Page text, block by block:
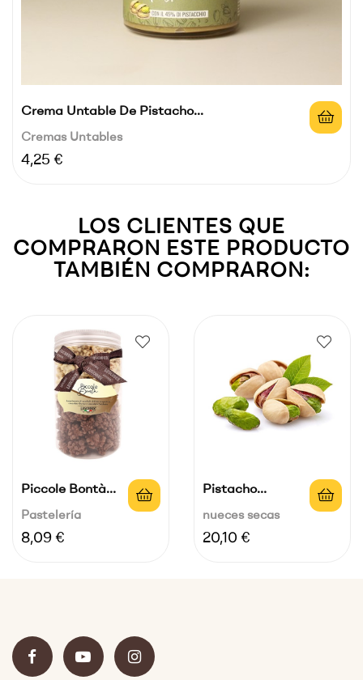
Crema Untable De Pistacho...
Cremas Untables
Precio
4,25 €
LOS CLIENTES QUE
COMPRARON ESTE PRODUCTO
TAMBIÉN COMPRARON:
Piccole Bontà
Cuadrados De...
Pastelería
Precio
8,09 €
Pistacho
Mediterráneo
En...
nueces secas
Precio
20,10 €